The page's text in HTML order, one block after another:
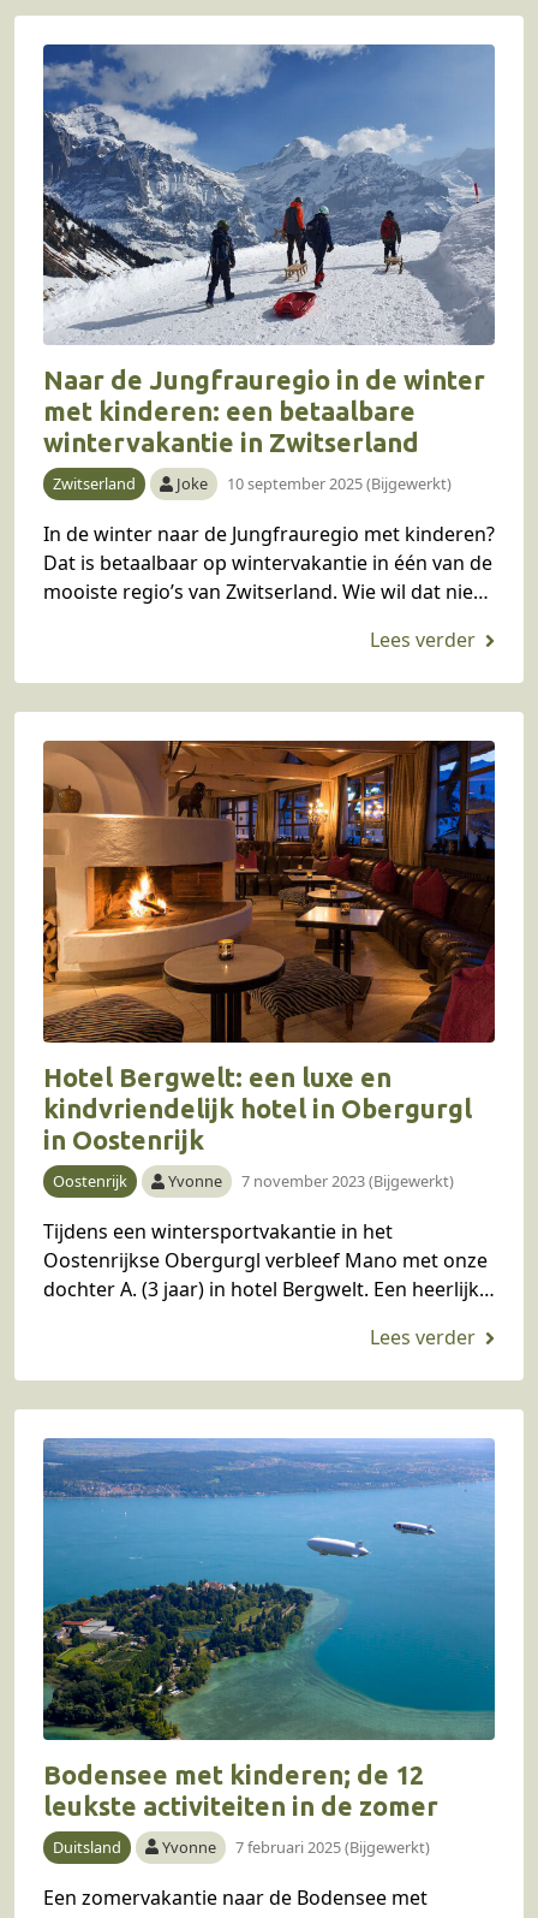
Naar de Jungfrauregio in de winter
met kinderen: een betaalbare
wintervakantie in Zwitserland
Zwitserland Joke 10 september 2025 (Bijgewerkt)
In de winter naar de Jungfrauregio met kinderen?
Dat is betaalbaar op wintervakantie in één van de
mooiste regio’s van Zwitserland. Wie wil dat niet?
Hotel Bergwelt: een luxe en
kindvriendelijk hotel in Obergurgl
in Oostenrijk
Oostenrijk Yvonne 7 november 2023 (Bijgewerkt)
Tijdens een wintersportvakantie in het
Oostenrijkse Obergurgl verbleef Mano met onze
dochter A. (3 jaar) in hotel Bergwelt. Een heerlijk
Bodensee met kinderen; de 12
leukste activiteiten in de zomer
Duitsland Yvonne 7 februari 2025 (Bijgewerkt)
Een zomervakantie naar de Bodensee met